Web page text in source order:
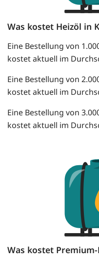
Was kostet Heizöl in
Eine Bestellung von
kostet aktuell im
Eine Bestellung von
kostet aktuell im
Eine Bestellung von
kostet aktuell im
Was kostet